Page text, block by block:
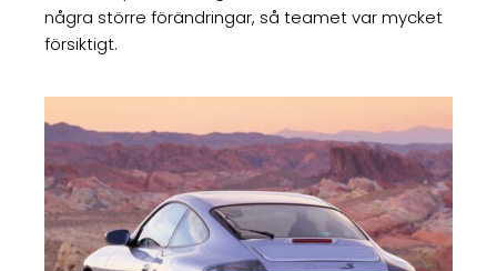
några större förändringar, så teamet var mycket
försiktigt.